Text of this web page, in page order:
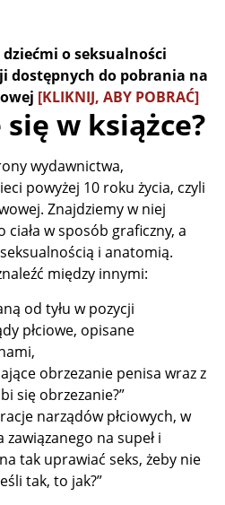
o seksualności
dostępnych do pobrania na
[KLIKNIJ, ABY POBRAĆ]
w książce?
wydawnictwa,
powyżej 10 roku życia, czyli
Znajdziemy w niej
w sposób graficzny, a
i anatomią.
między innymi:
od tyłu w pozycji
płciowe, opisane
obrzezanie penisa wraz z
się obrzezanie?”
narządów płciowych, w
na supeł i
tak uprawiać seks, żeby nie
tak, to jak?”